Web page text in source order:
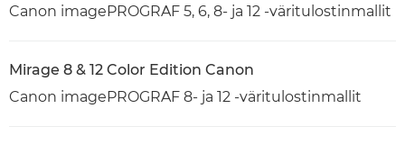
Canon imagePROGRAF 5, 6, 8- ja 12 -väritulostinmallit
Mirage 8 & 12 Color Edition Canon
Canon imagePROGRAF 8- ja 12 -väritulostinmallit